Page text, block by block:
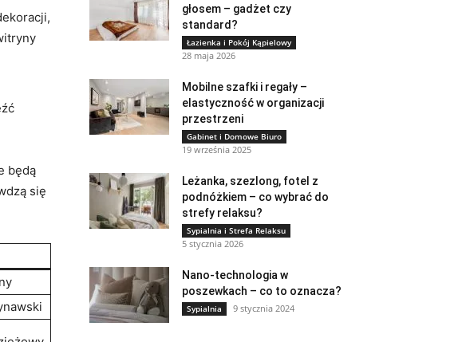
będą
się
głosem – gadżet czy
standard?
Łazienka i Pokój Kąpielowy
28 maja 2026
Mobilne szafki i regały –
elastyczność w organizacji
przestrzeni
Gabinet i Domowe Biuro
19 września 2025
Leżanka, szezlong, fotel z
podnóżkiem – co wybrać do
strefy relaksu?
Sypialnia i Strefa Relaksu
5 stycznia 2026
Nano-technologia w
poszewkach – co to oznacza?
Sypialnia 9 stycznia 2024